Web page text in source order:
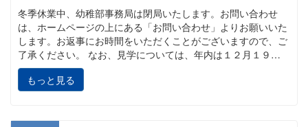
冬季休業中、幼稚部事務局は閉局いたします。お問い合わせ
は、ホームページの上にある「お問い合わせ」よりお願いいた
します。お返事にお時間をいただくことがございますので、ご
了承ください。 なお、見学については、年内は１２月１９…
もっと見る